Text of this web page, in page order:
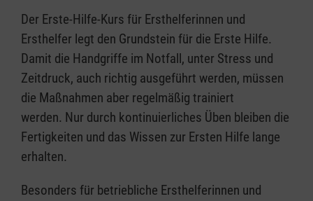
Der Erste-Hilfe-Kurs für Ersthelferinnen und
Ersthelfer legt den Grundstein für die Erste Hilfe.
Damit die Handgriffe im Notfall, unter Stress und
Zeitdruck, auch richtig ausgeführt werden, müssen
die Maßnahmen aber regelmäßig trainiert
werden. Nur durch kontinuierliches Üben bleiben die
Fertigkeiten und das Wissen zur Ersten Hilfe lange
erhalten.
Besonders für betriebliche Ersthelferinnen und